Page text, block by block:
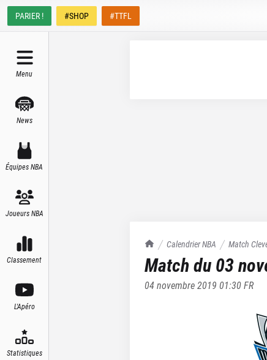
PARIER ! #SHOP #TTFL
Menu
News
Équipes NBA
Joueurs NBA
Classement
L'Apéro
Statistiques
TrashTalk Actu NBA
Calendrier NBA Match
Match du 03
04 novembre 2019 01:30FR